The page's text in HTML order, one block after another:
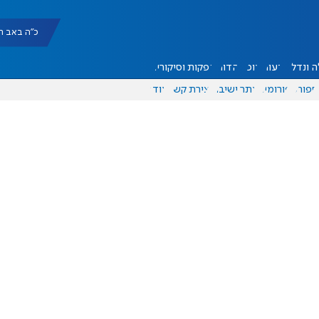
כ"ה באב תשפ"ו
ונדל"ן דעות אוכל יהדות הפקות וסיקורים
ספורט פורומים אתר ישיבה יצירת קשר עוד